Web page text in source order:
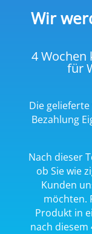
Wir
4 Wochen
für
Die
Bezahlung
Nach dieser
ob Sie wie
Kunden
möchten.
Produkt in
nach diesem